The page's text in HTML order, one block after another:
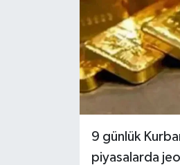
9 günlük
piyasalarda